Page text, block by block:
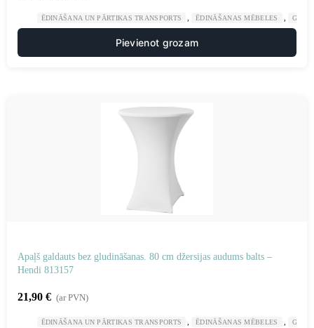
ĒDINĀŠANA UN PĀRTIKAS TRANSPORTS ĒDINĀŠANAS MĒBELES
Pievienot grozam
Apaļš galdauts bez gludināšanas. 80 cm džersijas audums balts –
Hendi 813157
21,90 € (ar PVN)
ĒDINĀŠANA UN PĀRTIKAS TRANSPORTS ĒDINĀŠANAS MĒBELES